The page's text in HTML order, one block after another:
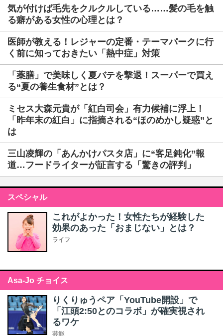
気が付けば毛先をクルクルしている……髪の毛を触
る癖がある女性の心理とは？
医師が教える！レジャーの定番・テーマパークに行
く前に知っておきたい「熱中症」対策
「薬膳」で美味しく夏バテを撃退！スーパーで買え
る“夏の養生食材”とは？
ミセス大森元貴が「紅白司会」有力候補に浮上！
「昨年末の紅白」に指摘される“ほのめかし疑惑”と
は
三山凌輝の「あんかけパスタ店」に“客足鈍化”報
道…フードライターが証言する「驚きの評判」
スペシャル
これがよかった！女性たちが経験した
効果のあった「おまじない」とは？
ライフ
Asa-Jo チョイス
りくりゅうペア「YouTube開設」で
「江頭2:50とのコラボ」が確実視され
るワケ
芸能